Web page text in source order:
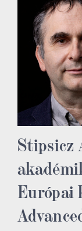
Stipsicz
Európai